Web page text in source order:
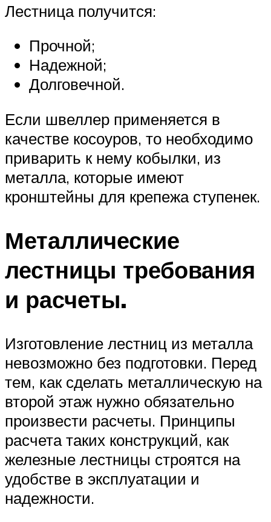
Лестница получится:
Прочной;
Надежной;
Долговечной.
Если швеллер применяется в
качестве косоуров, то необходимо
приварить к нему кобылки, из
металла, которые имеют
кронштейны для крепежа ступенек.
Металлические
лестницы требования
и расчеты.
Изготовление лестниц из металла
невозможно без подготовки. Перед
тем, как сделать металлическую на
второй этаж нужно обязательно
произвести расчеты. Принципы
расчета таких конструкций, как
железные лестницы строятся на
удобстве в эксплуатации и
надежности.